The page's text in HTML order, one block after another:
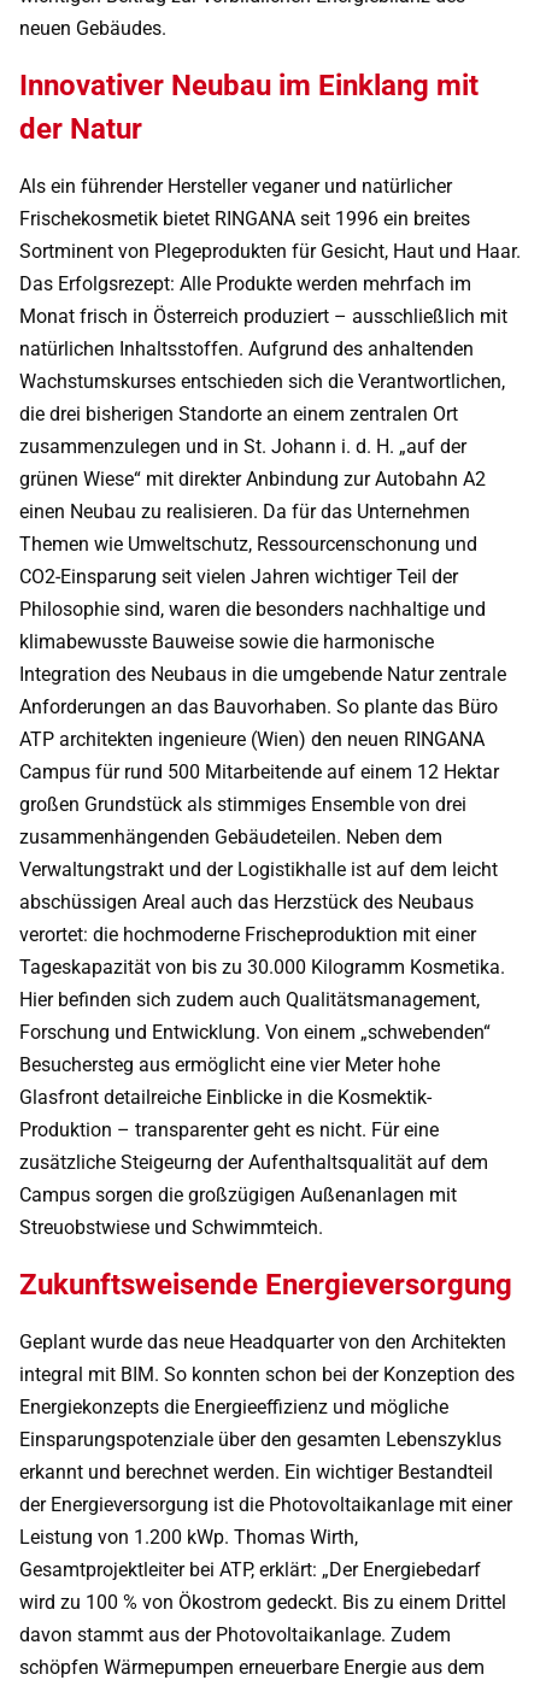
neuen Gebäudes.
Innovativer Neubau im Einklang mit
der Natur
Als ein führender Hersteller veganer und natürlicher
Frischekosmetik bietet RINGANA seit 1996 ein breites
Sortminent von Plegeprodukten für Gesicht, Haut und Haar.
Das Erfolgsrezept: Alle Produkte werden mehrfach im
Monat frisch in Österreich produziert – ausschließlich mit
natürlichen Inhaltsstoffen. Aufgrund des anhaltenden
Wachstumskurses entschieden sich die Verantwortlichen,
die drei bisherigen Standorte an einem zentralen Ort
zusammenzulegen und in St. Johann i. d. H. „auf der
grünen Wiese“ mit direkter Anbindung zur Autobahn A2
einen Neubau zu realisieren. Da für das Unternehmen
Themen wie Umweltschutz, Ressourcenschonung und
CO2-Einsparung seit vielen Jahren wichtiger Teil der
Philosophie sind, waren die besonders nachhaltige und
klimabewusste Bauweise sowie die harmonische
Integration des Neubaus in die umgebende Natur zentrale
Anforderungen an das Bauvorhaben. So plante das Büro
ATP architekten ingenieure (Wien) den neuen RINGANA
Campus für rund 500 Mitarbeitende auf einem 12 Hektar
großen Grundstück als stimmiges Ensemble von drei
zusammenhängenden Gebäudeteilen. Neben dem
Verwaltungstrakt und der Logistikhalle ist auf dem leicht
abschüssigen Areal auch das Herzstück des Neubaus
verortet: die hochmoderne Frischeproduktion mit einer
Tageskapazität von bis zu 30.000 Kilogramm Kosmetika.
Hier befinden sich zudem auch Qualitätsmanagement,
Forschung und Entwicklung. Von einem „schwebenden“
Besuchersteg aus ermöglicht eine vier Meter hohe
Glasfront detailreiche Einblicke in die Kosmektik-
Produktion – transparenter geht es nicht. Für eine
zusätzliche Steigeurng der Aufenthaltsqualität auf dem
Campus sorgen die großzügigen Außenanlagen mit
Streuobstwiese und Schwimmteich.
Zukunftsweisende Energieversorgung
Geplant wurde das neue Headquarter von den Architekten
integral mit BIM. So konnten schon bei der Konzeption des
Energiekonzepts die Energieeffizienz und mögliche
Einsparungspotenziale über den gesamten Lebenszyklus
erkannt und berechnet werden. Ein wichtiger Bestandteil
der Energieversorgung ist die Photovoltaikanlage mit einer
Leistung von 1.200 kWp. Thomas Wirth,
Gesamtprojektleiter bei ATP, erklärt: „Der Energiebedarf
wird zu 100 % von Ökostrom gedeckt. Bis zu einem Drittel
davon stammt aus der Photovoltaikanlage. Zudem
schöpfen Wärmepumpen erneuerbare Energie aus dem